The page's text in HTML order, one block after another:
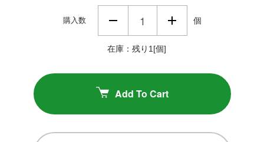
購入数 個
在庫：残り1[個]
Add To Cart